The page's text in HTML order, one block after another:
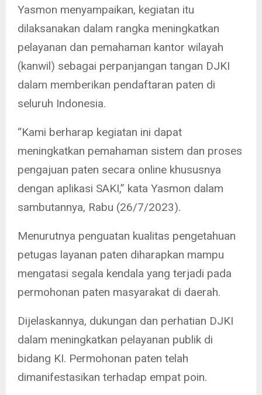
Yasmon menyampaikan, kegiatan itu
dilaksanakan dalam rangka meningkatkan
pelayanan dan pemahaman kantor wilayah
(kanwil) sebagai perpanjangan tangan DJKI
dalam memberikan pendaftaran paten di
seluruh Indonesia.
“Kami berharap kegiatan ini dapat
meningkatkan pemahaman sistem dan proses
pengajuan paten secara online khususnya
dengan aplikasi SAKI,” kata Yasmon dalam
sambutannya, Rabu (26/7/2023).
Menurutnya penguatan kualitas pengetahuan
petugas layanan paten diharapkan mampu
mengatasi segala kendala yang terjadi pada
permohonan paten masyarakat di daerah.
Dijelaskannya, dukungan dan perhatian DJKI
dalam meningkatkan pelayanan publik di
bidang KI. Permohonan paten telah
dimanifestasikan terhadap empat poin.